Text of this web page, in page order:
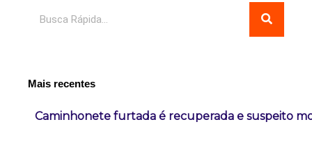
Mais recentes
Caminhonete furtada é recuperada e suspeito